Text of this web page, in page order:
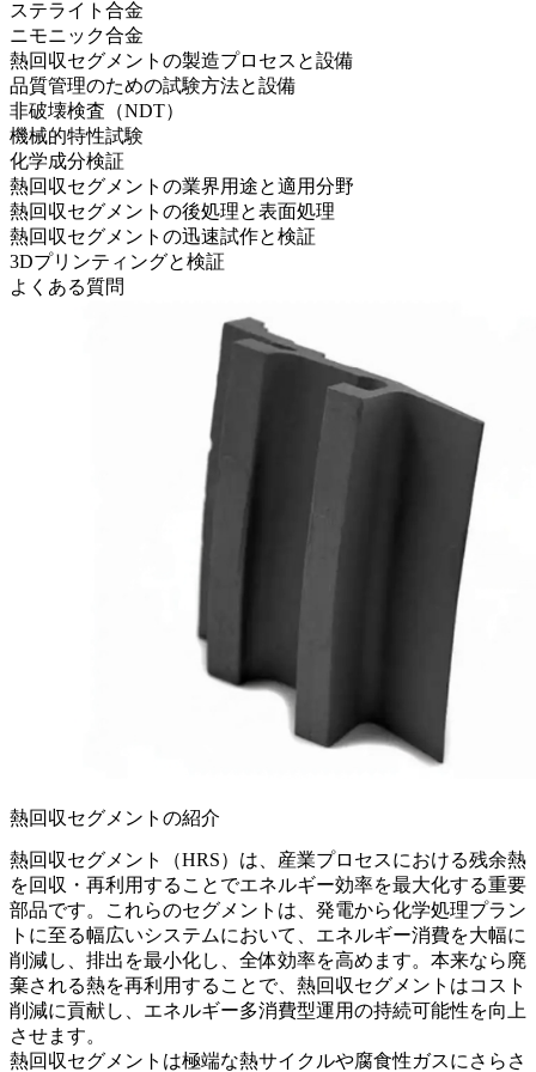
ステライト合金
ニモニック合金
熱回収セグメントの製造プロセスと設備
品質管理のための試験方法と設備
非破壊検査（NDT）
機械的特性試験
化学成分検証
熱回収セグメントの業界用途と適用分野
熱回収セグメントの後処理と表面処理
熱回収セグメントの迅速試作と検証
3Dプリンティングと検証
よくある質問
熱回収セグメントの紹介
熱回収セグメント（HRS） は、産業プロセスにおける残余熱
を回収・再利用することでエネルギー効率を最大化する重要
部品です。これらのセグメントは、発電から化学処理プラン
トに至る幅広いシステムにおいて、エネルギー消費を大幅に
削減し、排出を最小化し、全体効率を高めます。本来なら廃
棄される熱を再利用することで、熱回収セグメントはコスト
削減に貢献し、エネルギー多消費型運用の持続可能性を向上
させます。
熱回収セグメントは極端な熱サイクルや腐食性ガスにさらさ